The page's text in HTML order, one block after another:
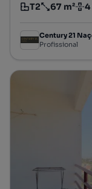
Tipologia
T2
Preço por metro
67 m²
Andar 4
Century 21
Profissional